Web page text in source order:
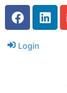
Login